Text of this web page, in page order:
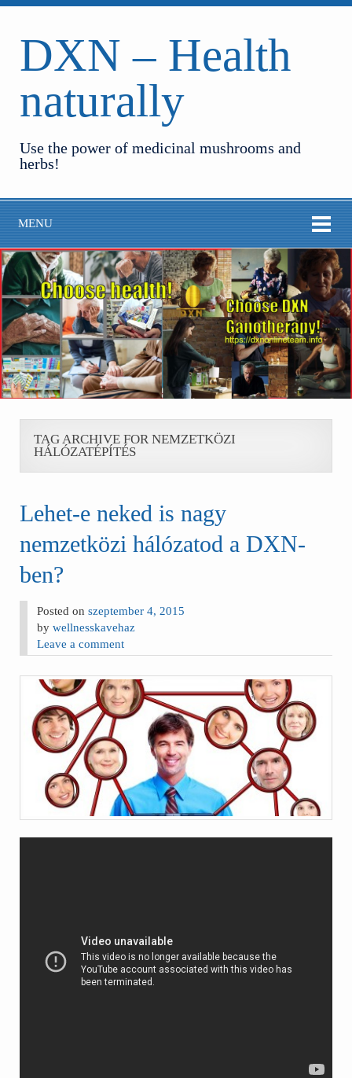
DXN – Health
naturally
Use the power of medicinal mushrooms and
herbs!
MENU
TAG ARCHIVE FOR NEMZETKÖZI
HÁLÓZATÉPÍTÉS
Lehet-e neked is nagy
nemzetközi hálózatod a DXN-
ben?
Posted onszeptember 4, 2015
bywellnesskavehaz
Leave a comment